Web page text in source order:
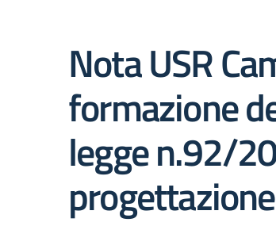
Nota USR
formazione
legge n.92/